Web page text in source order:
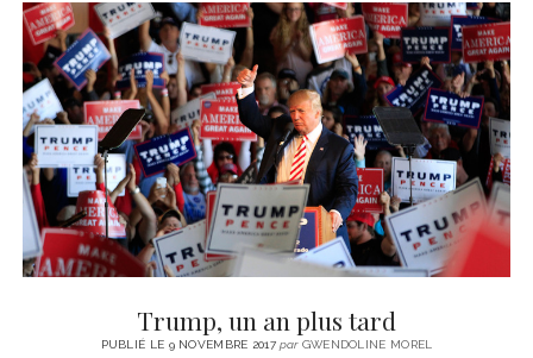
Trump, un an plus tard
PUBLIÉ LE 9 NOVEMBRE 2017parGWENDOLINE MOREL